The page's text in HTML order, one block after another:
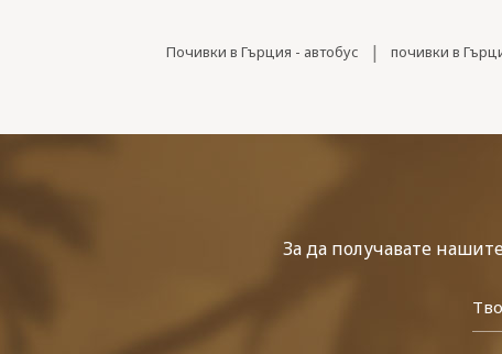
Почивки в Гърция - автобус | почивки в
За да получавате